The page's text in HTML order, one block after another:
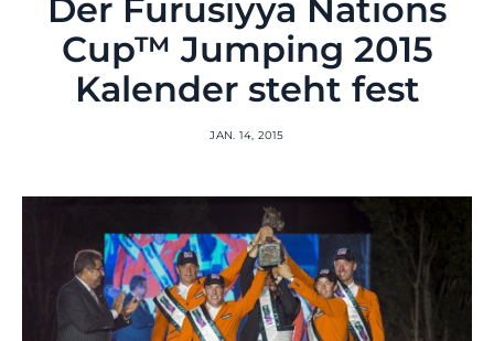
Der Furusiyya Nations
Cup™ Jumping 2015
Kalender steht fest
JAN. 14, 2015